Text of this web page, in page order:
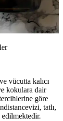
vücutta kalıcı
kokulara dair
göre
tatlı,